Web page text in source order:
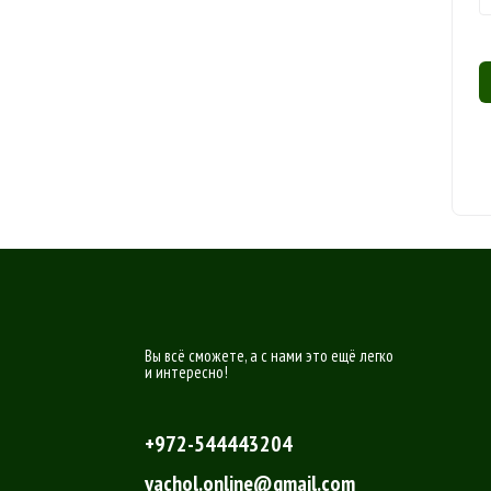
Вы всё сможете, а с нами это ещё легко
и интересно!
+972-544443204
yachol.online@gmail.com